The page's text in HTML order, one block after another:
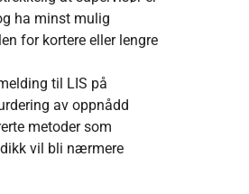
ha minst mulig
for kortere eller lengre
til LIS på
av oppnådd
metoder som
vil bli nærmere